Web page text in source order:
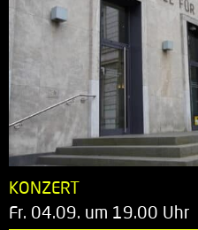
KONZERT
Fr. 04.09. um 19.00 Uhr